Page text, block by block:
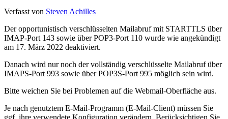
Verfasst von Steven Achilles
Der opportunistisch verschlüsselten Mailabruf mit STARTTLS über
IMAP-Port 143 sowie über POP3-Port 110 wurde wie angekündigt
am 17. März 2022 deaktiviert.
Danach wird nur noch der vollständig verschlüsselte Mailabruf über
IMAPS-Port 993 sowie über POP3S-Port 995 möglich sein wird.
Bitte weichen Sie bei Problemen auf die Webmail-Oberfläche aus.
Je nach genutztem E-Mail-Programm (E-Mail-Client) müssen Sie
ggf. ihre verwendete Konfiguration verändern. Berücksichtigen Sie